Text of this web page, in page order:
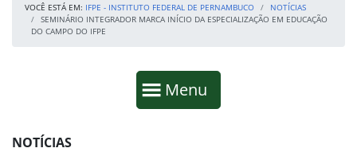
VOCÊ ESTÁ EM: IFPE - INSTITUTO FEDERAL DE PERNAMBUCO
NOTÍCIAS
SEMINÁRIO INTEGRADOR MARCA INÍCIO DA ESPECIALIZAÇÃO EM EDUCAÇÃO
DO CAMPO DO IFPE
Mostrar
Menu
Fim da navegação
Início do conteúdo
NOTÍCIAS